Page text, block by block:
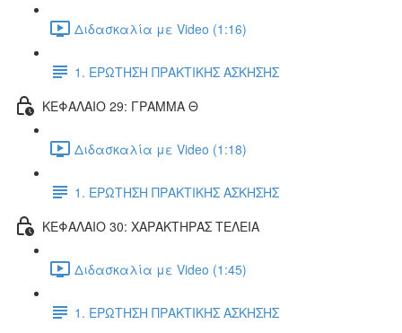
Διδασκαλία με Video (1:16)
1. ΕΡΩΤΗΣΗ ΠΡΑΚΤΙΚΗΣ ΑΣΚΗΣΗΣ
ΚΕΦΑΛΑΙΟ 29: ΓΡΑΜΜΑ Θ
Διδασκαλία με Video (1:18)
1. ΕΡΩΤΗΣΗ ΠΡΑΚΤΙΚΗΣ ΑΣΚΗΣΗΣ
ΚΕΦΑΛΑΙΟ 30: ΧΑΡΑΚΤΗΡΑΣ ΤΕΛΕΙΑ
Διδασκαλία με Video (1:45)
1. ΕΡΩΤΗΣΗ ΠΡΑΚΤΙΚΗΣ ΑΣΚΗΣΗΣ